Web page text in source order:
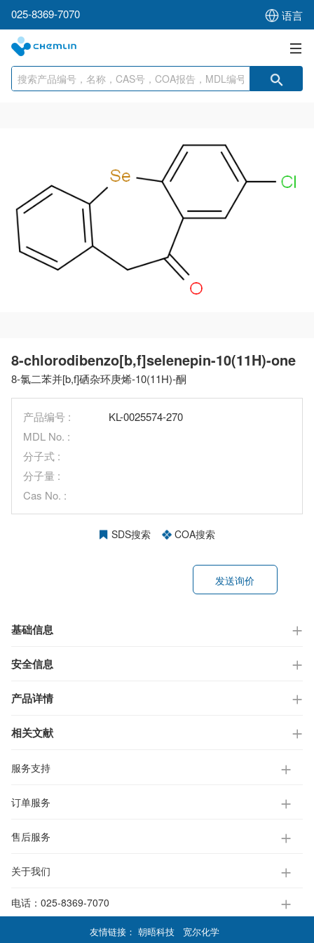
025-8369-7070 语言
8-chlorodibenzo[b,f]selenepin-10(11H)-one
8-氯二苯并[b,f]硒杂环庚烯-10(11H)-酮
产品编号 :
KL-0025574-270
MDL No. :
分子式 :
分子量 :
Cas No. :
SDS搜索 COA搜索
发送询价
基础信息
安全信息
产品详情
相关文献
服务支持
订单服务
售后服务
关于我们
电话： 025-8369-7070
友情链接： 朝晤科技 宽尔化学